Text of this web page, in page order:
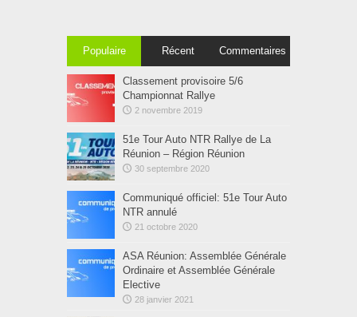
Populaire Récent Commentaires
Classement provisoire 5/6
Championnat Rallye
2 novembre 2019
51e Tour Auto NTR Rallye de La
Réunion – Région Réunion
30 septembre 2020
Communiqué officiel: 51e Tour Auto
NTR annulé
21 octobre 2020
ASA Réunion: Assemblée Générale
Ordinaire et Assemblée Générale
Elective
28 janvier 2021